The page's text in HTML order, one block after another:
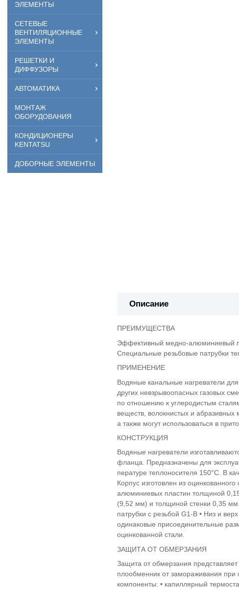
ЭЛЕМЕНТЫ
СЕТЕВЫЕ
ВЕНТИЛЯЦИОННЫЕ
ЭЛЕМЕНТЫ
РЕШЕТКИ И
ДИФФУЗОРЫ
АВТОМАТИКА
МОНТАЖ
ОБОРУДОВАНИЯ
КОНДИЦИОНЕРЫ
KENTATSU
ДОБОРНЫЕ ЭЛЕМЕНТЫ
Описание
ПРЕИМУЩЕСТВА
Эффективный медно-алюминиевый
Специальные резьбовые патрубки
ПРИМЕНЕНИЕ
Водяные канальные нагреватели
других невзрывоопасных газовых
по отношению к углеродистым
веществ, волокнистых и
а также могут использоваться в
КОНСТРУКЦИЯ
Водяные нагреватели
фланца. Предназначены для
пературе теплоносителя 150°C. В
Корпус изготовлен из
алюминиевых пластин толщиной
(9,52 мм) и толщиной стенки 0,35
патрубки с резьбой G1-B • Низ и
одинаковые присоединительные
оцинкованной стали.
ЗАЩИТА ОТ ОБМЕРЗАНИЯ
Защита от обмерзания
плообменник от замораживания
компоненты: • капиллярный